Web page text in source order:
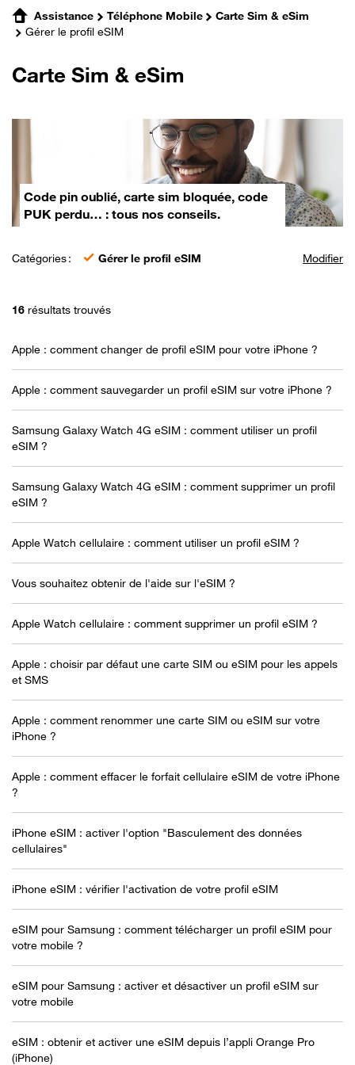
Assistance Téléphone Mobile
Carte Sim & eSim
Gérer le profil eSIM
Carte Sim & eSim
Code pin oublié, carte sim bloquée, code
PUK perdu… : tous nos conseils.
Catégories : Gérer le profil eSIM Modifier
16 résultats trouvés
Apple : comment changer de profil eSIM pour votre iPhone ?
Apple : comment sauvegarder un profil eSIM sur votre iPhone ?
Samsung Galaxy Watch 4G eSIM : comment utiliser un profil
eSIM ?
Samsung Galaxy Watch 4G eSIM : comment supprimer un profil
eSIM ?
Apple Watch cellulaire : comment utiliser un profil eSIM ?
Vous souhaitez obtenir de l'aide sur l'eSIM ?
Apple Watch cellulaire : comment supprimer un profil eSIM ?
Apple : choisir par défaut une carte SIM ou eSIM pour les appels
et SMS
Apple : comment renommer une carte SIM ou eSIM sur votre
iPhone ?
Apple : comment effacer le forfait cellulaire eSIM de votre iPhone
?
iPhone eSIM : activer l'option "Basculement des données
cellulaires"
iPhone eSIM : vérifier l'activation de votre profil eSIM
eSIM pour Samsung : comment télécharger un profil eSIM pour
votre mobile ?
eSIM pour Samsung : activer et désactiver un profil eSIM sur
votre mobile
eSIM : obtenir et activer une eSIM depuis l’appli Orange Pro
(iPhone)